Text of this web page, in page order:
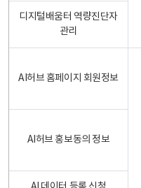
디지털배움터 역량진단자
관리
AI허브 홈페이지 회원정보
AI허브 홍보동의 정보